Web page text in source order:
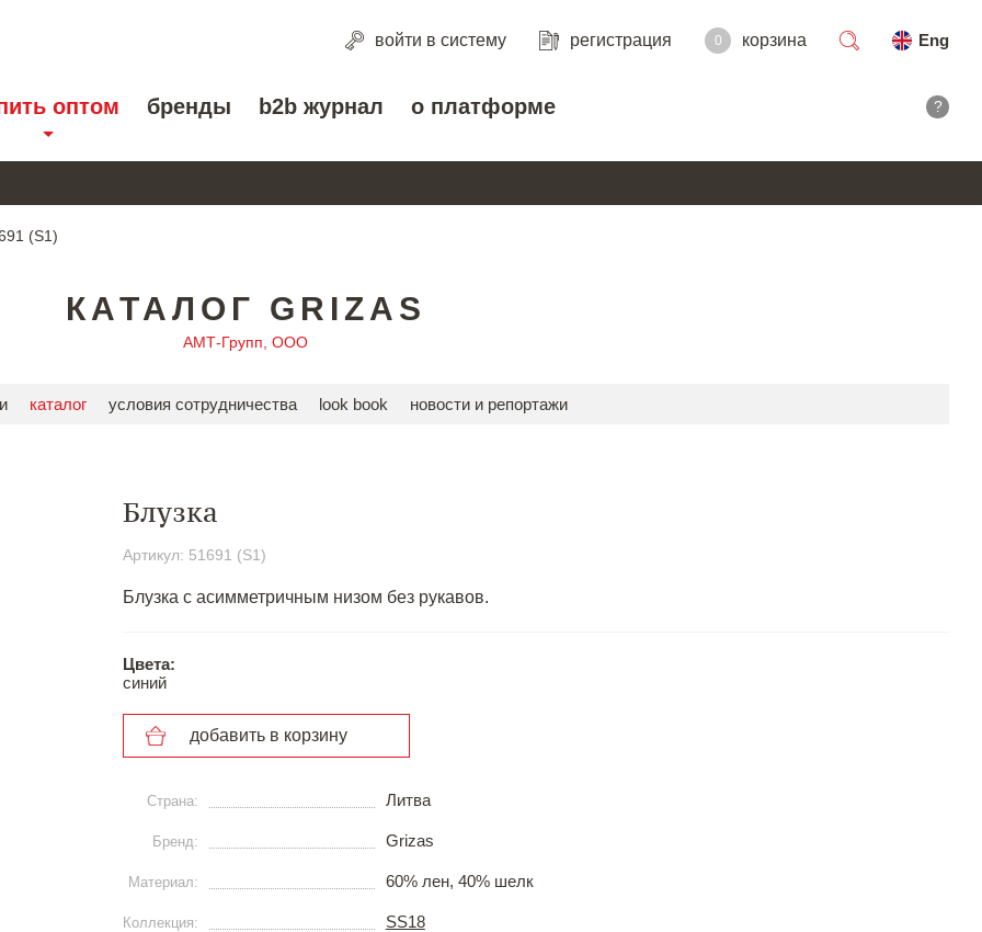
войти в систему регистрация 0 корзина
Eng
оптом бренды b2b журнал о платформе ?
(S1)
КАТАЛОГ GRIZAS
АМТ-Групп, ООО
каталог условия сотрудничества look book новости и репортажи
Блузка
Артикул: 51691 (S1)
Блузка с асимметричным низом без рукавов.
Цвета:
синий
добавить в корзину
Страна: Литва
Бренд: Grizas
Материал: 60% лен, 40% шелк
Коллекция: SS18